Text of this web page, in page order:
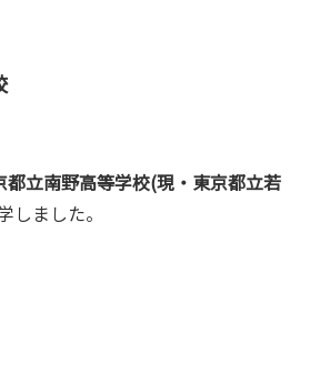
都立南野高等学校(現・東京都立若
しました。